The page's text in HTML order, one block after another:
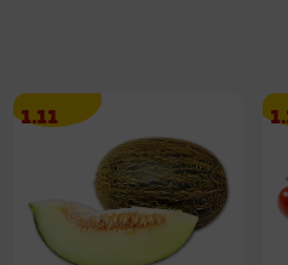
Angebotspreis
1.11
1.11